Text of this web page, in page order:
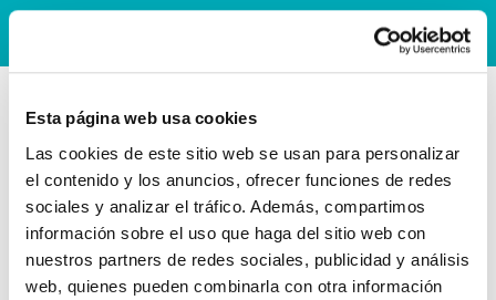
Esta página web usa cookies
Las cookies de este sitio web se usan para personalizar
el contenido y los anuncios, ofrecer funciones de redes
sociales y analizar el tráfico. Además, compartimos
información sobre el uso que haga del sitio web con
nuestros partners de redes sociales, publicidad y análisis
web, quienes pueden combinarla con otra información